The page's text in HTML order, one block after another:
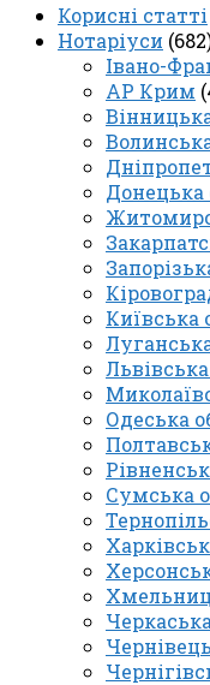
Корисні статті
Нотаріуси
Івано-
АР Крим
Донецька
Київська
Одеська
Сумська